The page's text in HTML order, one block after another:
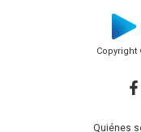
Copyright
Quiénes